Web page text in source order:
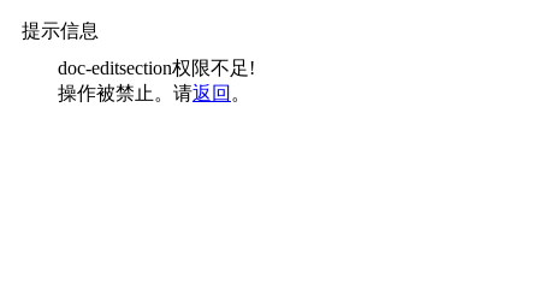
提示信息
doc-editsection权限不足!
操作被禁止。请返回 。